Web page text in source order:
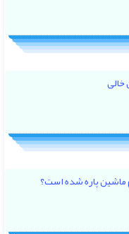
پاره شده است؟